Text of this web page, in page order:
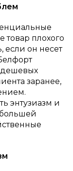
товар плохого
если он несет
дешевых
заранее,
энтузиазм и